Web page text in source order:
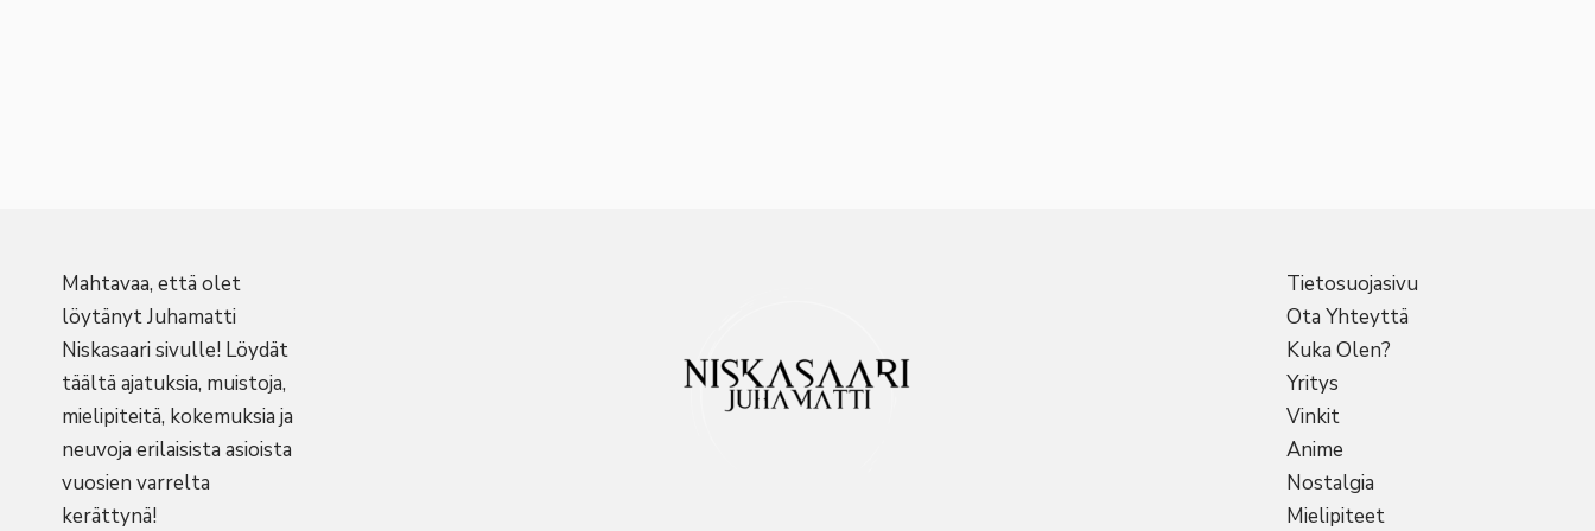
Mahtavaa, että olet
löytänyt Juhamatti
Niskasaari sivulle! Löydät
täältä ajatuksia, muistoja,
mielipiteitä, kokemuksia ja
neuvoja erilaisista asioista
vuosien varrelta
kerättynä!
Tietosuojasivu
Ota Yhteyttä
Kuka Olen?
Yritys
Vinkit
Anime
Nostalgia
Mielipiteet